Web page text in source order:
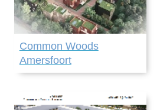
Common Woods
Amersfoort